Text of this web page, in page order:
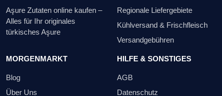
Aşure Zutaten online kaufen –
Alles für Ihr originales
türkisches Aşure
Regionale Liefergebiete
Kühlversand & Frischfleisch
Versandgebühren
MORGENMARKT
Blog
Über Uns
HILFE & SONSTIGES
AGB
Datenschutz